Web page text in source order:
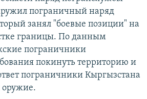
пограничный наряд
занял "боевые позиции" на
границы. По данным
пограничники
покинуть территорию и
пограничники Кыргызстана